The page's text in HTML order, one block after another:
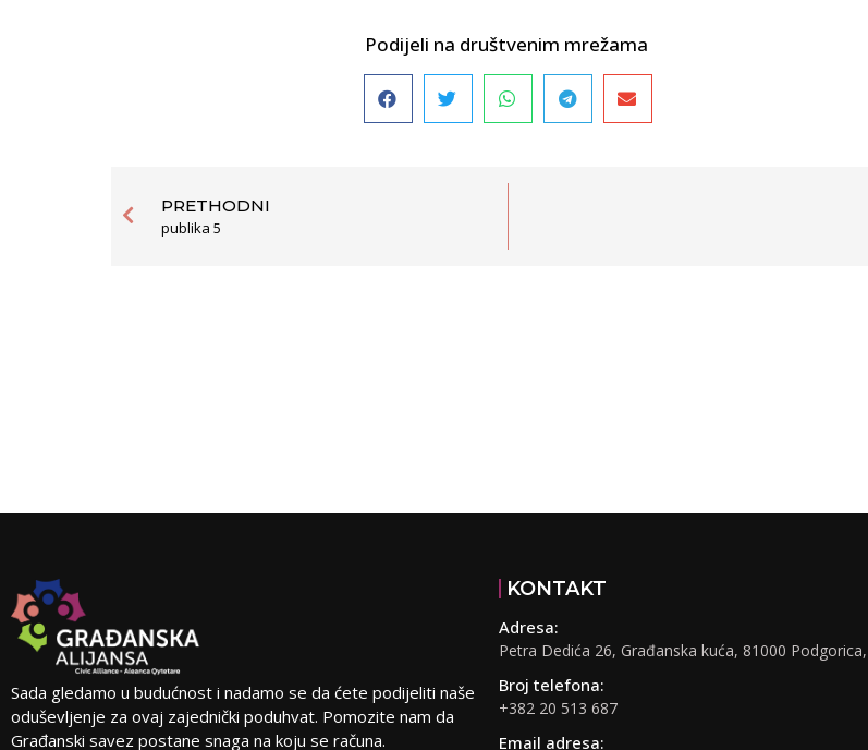
Podijeli na društvenim mrežama
PRETHODNI
publika 5
Sada gledamo u budućnost i nadamo se da ćete podijeliti naše
oduševljenje za ovaj zajednički poduhvat. Pomozite nam da
Građanski savez postane snaga na koju se računa.
KONTAKT
Adresa:
Petra Dedića 26, Građanska kuća, 81000
Broj telefona:
+382 20 513 687
Email adresa: